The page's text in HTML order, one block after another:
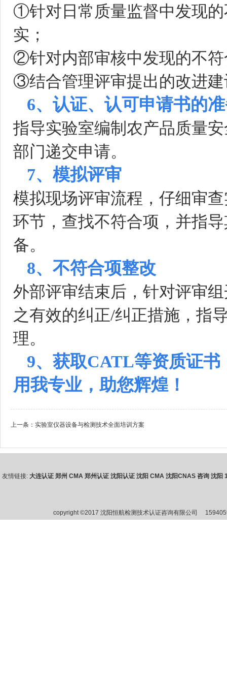
①针对日常质量监督中发现
实；
②针对内部审核中发现的不
③结合管理评审提出的改进
6、认证、认可申请书的
指导实验室编制农产品质量
部门递交申请。
7、模拟评审
模拟现场评审流程，仔细审
环节，查找不符合项，并指
备。
8、不符合项整改
外部评审结束后，针对评审
之有效的纠正/纠正措施，指
理。
9、获取CATL等资质证书
用我专业，助您辉煌！
上一条： 实验室仪器设备与检测技术全面培训方案
友情链接: 大连认证 郑州 CMA 郑州认证 沈阳认证 沈阳 CMA 沈阳CNAS 咨询 沈阳
copyright ©2017 沈阳恒航检测技术认证咨询有限公司